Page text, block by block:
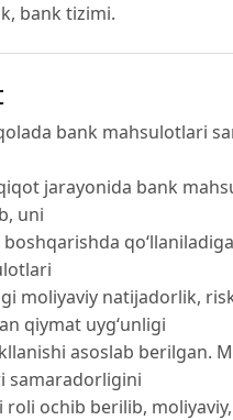
bank tizimi.
bank mahsulotlari
jarayonida bank
uni
boshqarishda
moliyaviy natijadorlik,
qiymat uyg‘unligi
asoslab berilgan.
samaradorligini
roli ochib berilib,